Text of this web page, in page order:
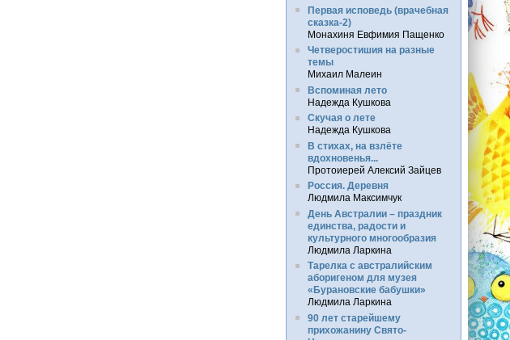
Первая исповедь (врачебная
сказка-2)
Монахиня Евфимия Пащенко
Четверостишия на разные
темы
Михаил Малеин
Вспоминая лето
Надежда Кушкова
Скучая о лете
Надежда Кушкова
В стихах, на взлёте
вдохновенья...
Протоиерей Алексий Зайцев
Россия. Деревня
Людмила Максимчук
День Австралии – праздник
единства, радости и
культурного многообразия
Людмила Ларкина
Тарелка с австралийским
аборигеном для музея
«Бурановские бабушки»
Людмила Ларкина
90 лет старейшему
прихожанину Свято-